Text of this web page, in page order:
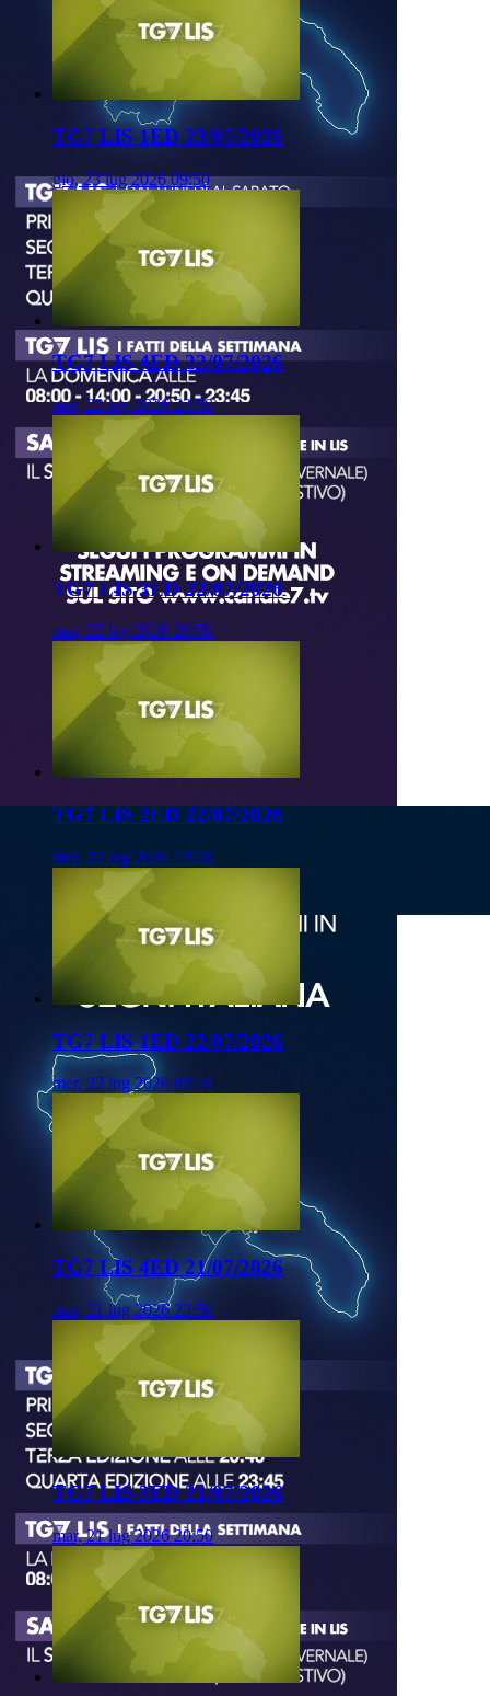
TG7 LIS 1ED 23/07/2026
gio, 23 lug 2026 09:50
TG7 LIS 4ED 22/07/2026
mer, 22 lug 2026 23:50
TG7 LIS 3ED 22/07/2026
mer, 22 lug 2026 20:50
TG7 LIS 2ED 22/07/2026
mer, 22 lug 2026 13:50
TG7 LIS 1ED 22/07/2026
mer, 22 lug 2026 09:50
TG7 LIS 4ED 21/07/2026
mar, 21 lug 2026 23:50
TG7 LIS 3ED 21/07/2026
mar, 21 lug 2026 20:50